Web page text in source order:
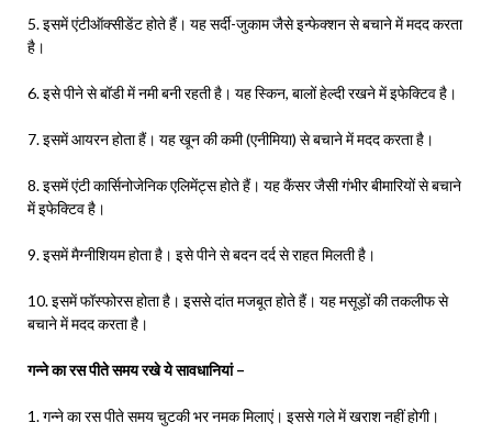
5. इसमें एंटीऑक्सीडेंट होते हैं। यह सर्दी-जुकाम जैसे इन्फेक्शन से बचाने में मदद करता
है।
6. इसे पीने से बॉडी में नमी बनी रहती है। यह स्किन, बालों हेल्दी रखने में इफेक्टिव है।
7. इसमें आयरन होता हैं। यह खून की कमी (एनीमिया) से बचाने में मदद करता है।
8. इसमें एंटी कार्सिनोजेनिक एलिमेंट्स होते हैं। यह कैंसर जैसी गंभीर बीमारियों से बचाने
में इफेक्टिव है।
9. इसमें मैग्नीशियम होता है। इसे पीने से बदन दर्द से राहत मिलती है।
10. इसमें फॉस्फोरस होता है। इससे दांत मजबूत होते हैं। यह मसूड़ों की तकलीफ से
बचाने में मदद करता है।
गन्ने का रस पीते समय रखे ये सावधानियां –
1. गन्ने का रस पीते समय चुटकी भर नमक मिलाएं। इससे गले में खराश नहीं होगी।